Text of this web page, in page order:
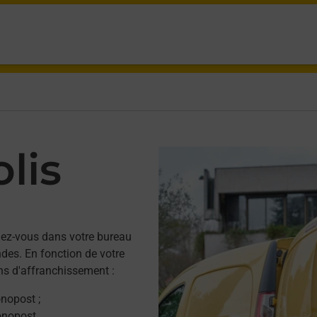
vous dans votre bureau
En fonction de votre
d'affranchissement :
;